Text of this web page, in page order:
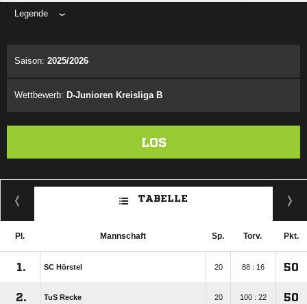
Legende
Saison: 2025/2026
Wettbewerb: D-Junioren Kreisliga B
LOS
TABELLE
Pl. Mannschaft Sp. Torv. Pkt.
1. SC Hörstel 20 88 : 16 50
2. TuS Recke 20 100 : 22 50